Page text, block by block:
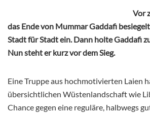
Vor
das Ende von Mummar Gaddafi
Stadt für Stadt ein. Dann holte Gaddafi
Nun steht er kurz vor dem Sieg.
Eine Truppe aus hochmotivierten Laien
übersichtlichen Wüstenlandschaft wie
Chance gegen eine reguläre, halbwegs